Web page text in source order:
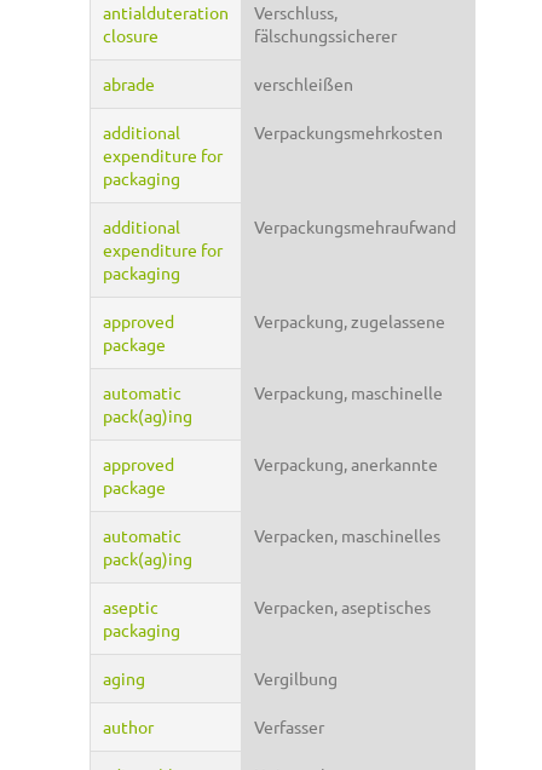
antialduteration
closure
Verschluss,
fälschungssicherer
abrade verschleißen
additional
expenditure for
packaging
Verpackungsmehrkosten
additional
expenditure for
packaging
Verpackungsmehraufwand
approved
package
Verpackung, zugelassene
automatic
pack(ag)ing
Verpackung, maschinelle
approved
package
Verpackung, anerkannte
automatic
pack(ag)ing
Verpacken, maschinelles
aseptic
packaging
Verpacken, aseptisches
aging Vergilbung
author Verfasser